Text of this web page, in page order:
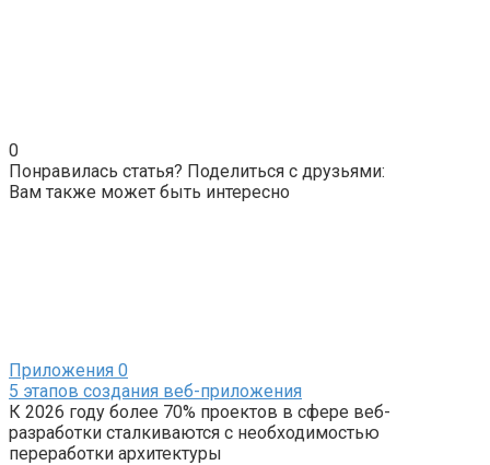
0
Понравилась статья? Поделиться с друзьями:
Вам также может быть интересно
Приложения 0
5 этапов создания веб-приложения
К 2026 году более 70% проектов в сфере веб-
разработки сталкиваются с необходимостью
переработки архитектуры